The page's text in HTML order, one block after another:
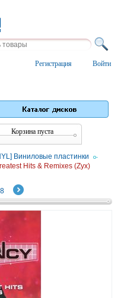
Войти
Регистрация
Корзина пуста
Виниловые пластинки /
Hits & Remixes (Zyx)